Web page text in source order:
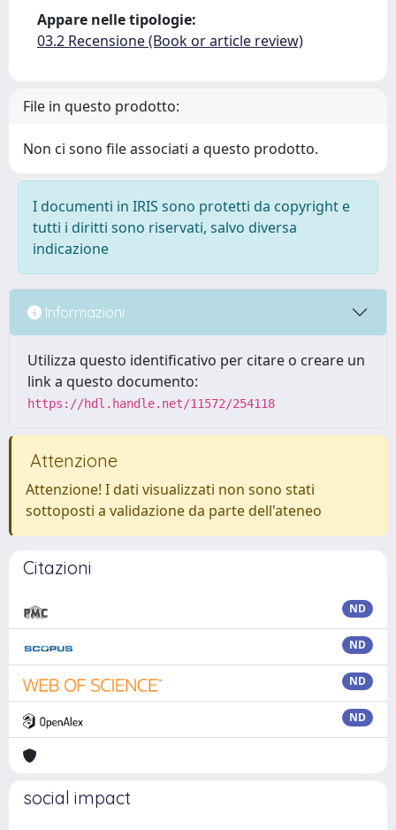
Appare nelle tipologie:
03.2 Recensione (Book or article review)
File in questo prodotto:
Non ci sono file associati a questo prodotto.
I documenti in IRIS sono protetti da copyright e
tutti i diritti sono riservati, salvo diversa
indicazione
Informazioni
Utilizza questo identificativo per citare o creare un
link a questo documento:
https://hdl.handle.net/11572/254118
Attenzione
Attenzione! I dati visualizzati non sono stati
sottoposti a validazione da parte dell'ateneo
Citazioni
ND
ND
ND
ND
social impact